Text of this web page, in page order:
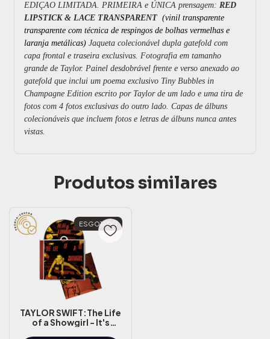
EDIÇAO LIMITADA. PRIMEIRA e ÚNICA prensagem: RED
LIPSTICK & LACE TRANSPARENT (vinil transparente
transparente com técnica de respingos de bolhas vermelhas e
laranja metálicas) Jaqueta colecionável dupla gatefold com
capa frontal e traseira exclusivas. Fotografia em tamanho
grande de Taylor. Painel desdobrável frente e verso anexado ao
gatefold que inclui um poema exclusivo Tiny Bubbles in
Champagne Edition escrito por Taylor de um lado e uma tira de
fotos com 4 fotos exclusivas do outro lado. Capas de álbuns
colecionáveis ​​que incluem fotos e letras de álbuns nunca antes
vistas.
Produtos similares
ESGOTADO
TAYLOR SWIFT:The Life
of a Showgirl - It's